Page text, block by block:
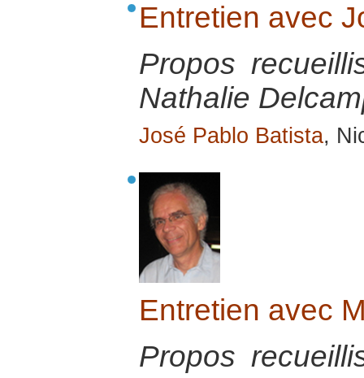
Entretien avec
Propos
Nathalie
José Pablo Batista,
Entretien avec
Propos